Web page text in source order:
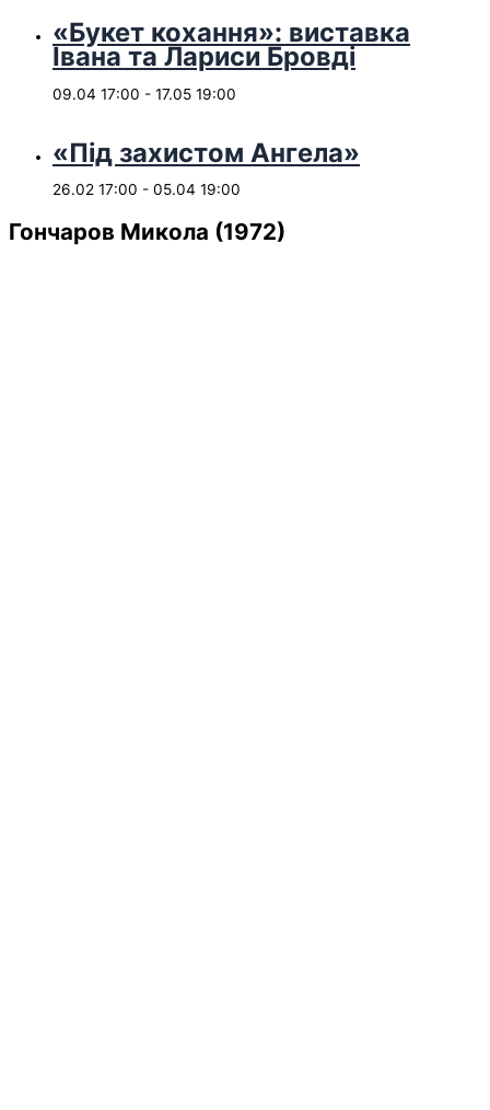
«Букет кохання»: виставка
Івана та Лариси Бровді
09.04 17:00 - 17.05 19:00
«Під захистом Ангела»
26.02 17:00 - 05.04 19:00
Гончаров Микола (1972)